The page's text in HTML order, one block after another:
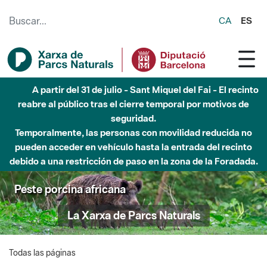
CA ES
A partir del 31 de julio - Sant Miquel del Fai - El recinto
reabre al público tras el cierre temporal por motivos de
seguridad.
Temporalmente, las personas con movilidad reducida no
pueden acceder en vehículo hasta la entrada del recinto
debido a una restricción de paso en la zona de la Foradada.
Peste porcina africana
La Xarxa de Parcs Naturals
Todas las páginas